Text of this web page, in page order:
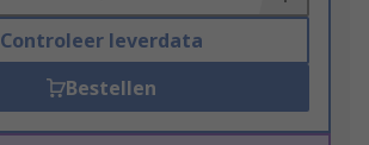
Controleer leverdata
Bestellen